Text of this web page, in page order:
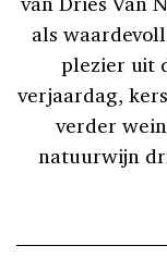
als
plezier uit
verjaardag,
verder
natuurwijn